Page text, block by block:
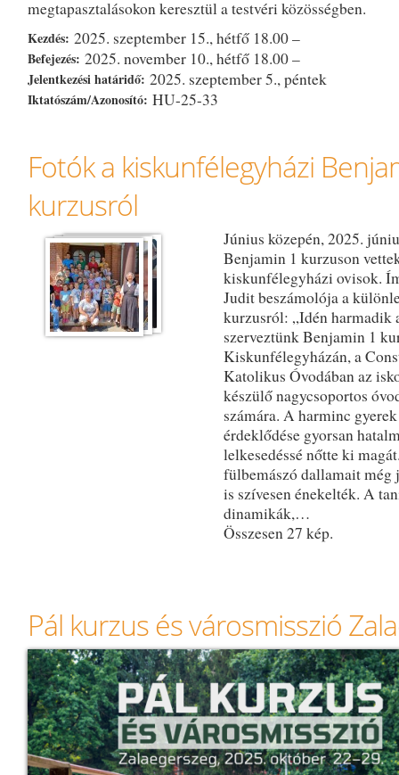
megtapasztalásokon keresztül a testvéri közösségben.
Kezdés: 2025. szeptember 15., hétfő 18.00 –
Befejezés: 2025. november 10., hétfő 18.00 –
Jelentkezési határidő: 2025. szeptember 5., péntek
Iktatószám/Azonosító: HU-25-33
Fotók a kiskunfélegyházi
kurzusról
Június közepén, 2025.
Benjamin 1 kurzuson
kiskunfélegyházi ovisok.
Judit beszámolója a
kurzusról: „Idén harmadik
szerveztünk Benjamin 1
Kiskunfélegyházán, a
Katolikus Óvodában az
készülő nagycsoportos
számára. A harminc
érdeklődése gyorsan
lelkesedéssé nőtte ki
fülbemászó dallamait még
is szívesen énekelték. A
dinamikák,…
Összesen 27 kép.
Pál kurzus és városmisszió